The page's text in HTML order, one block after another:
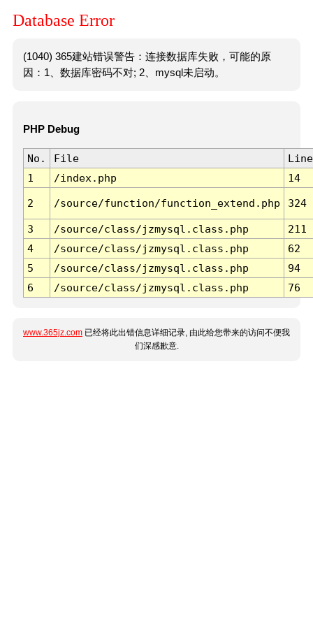
Database Error
(1040) 365建站错误警告：连接数据库失败，可能的原
因：1、数据库密码不对; 2、mysql未启动。
PHP Debug
No. File
Line
1
/index.php 14
2 /source/function/function_extend.php 324
3 /source/class/jzmysql.class.php
211
4
/source/class/jzmysql.class.php
62
5
/source/class/jzmysql.class.php
94
6
/source/class/jzmysql.class.php 76
www.365jz.com 已经将此出错信息详细记录, 由此给您带来的访问不便我
们深感歉意.